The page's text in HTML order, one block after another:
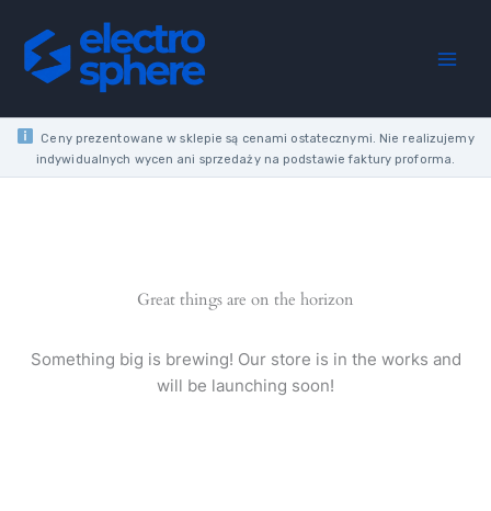
content
Ceny prezentowane w sklepie są cenami ostatecznymi. Nie realizujemy
indywidualnych wycen ani sprzedaży na podstawie faktury proforma.
Great things are on the horizon
Something big is brewing! Our store is in the works and
will be launching soon!
block
side
mount
1NO
terminal
box,